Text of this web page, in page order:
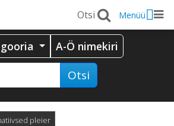
Menüü
A-Ö nimekiri
Otsi
pleier